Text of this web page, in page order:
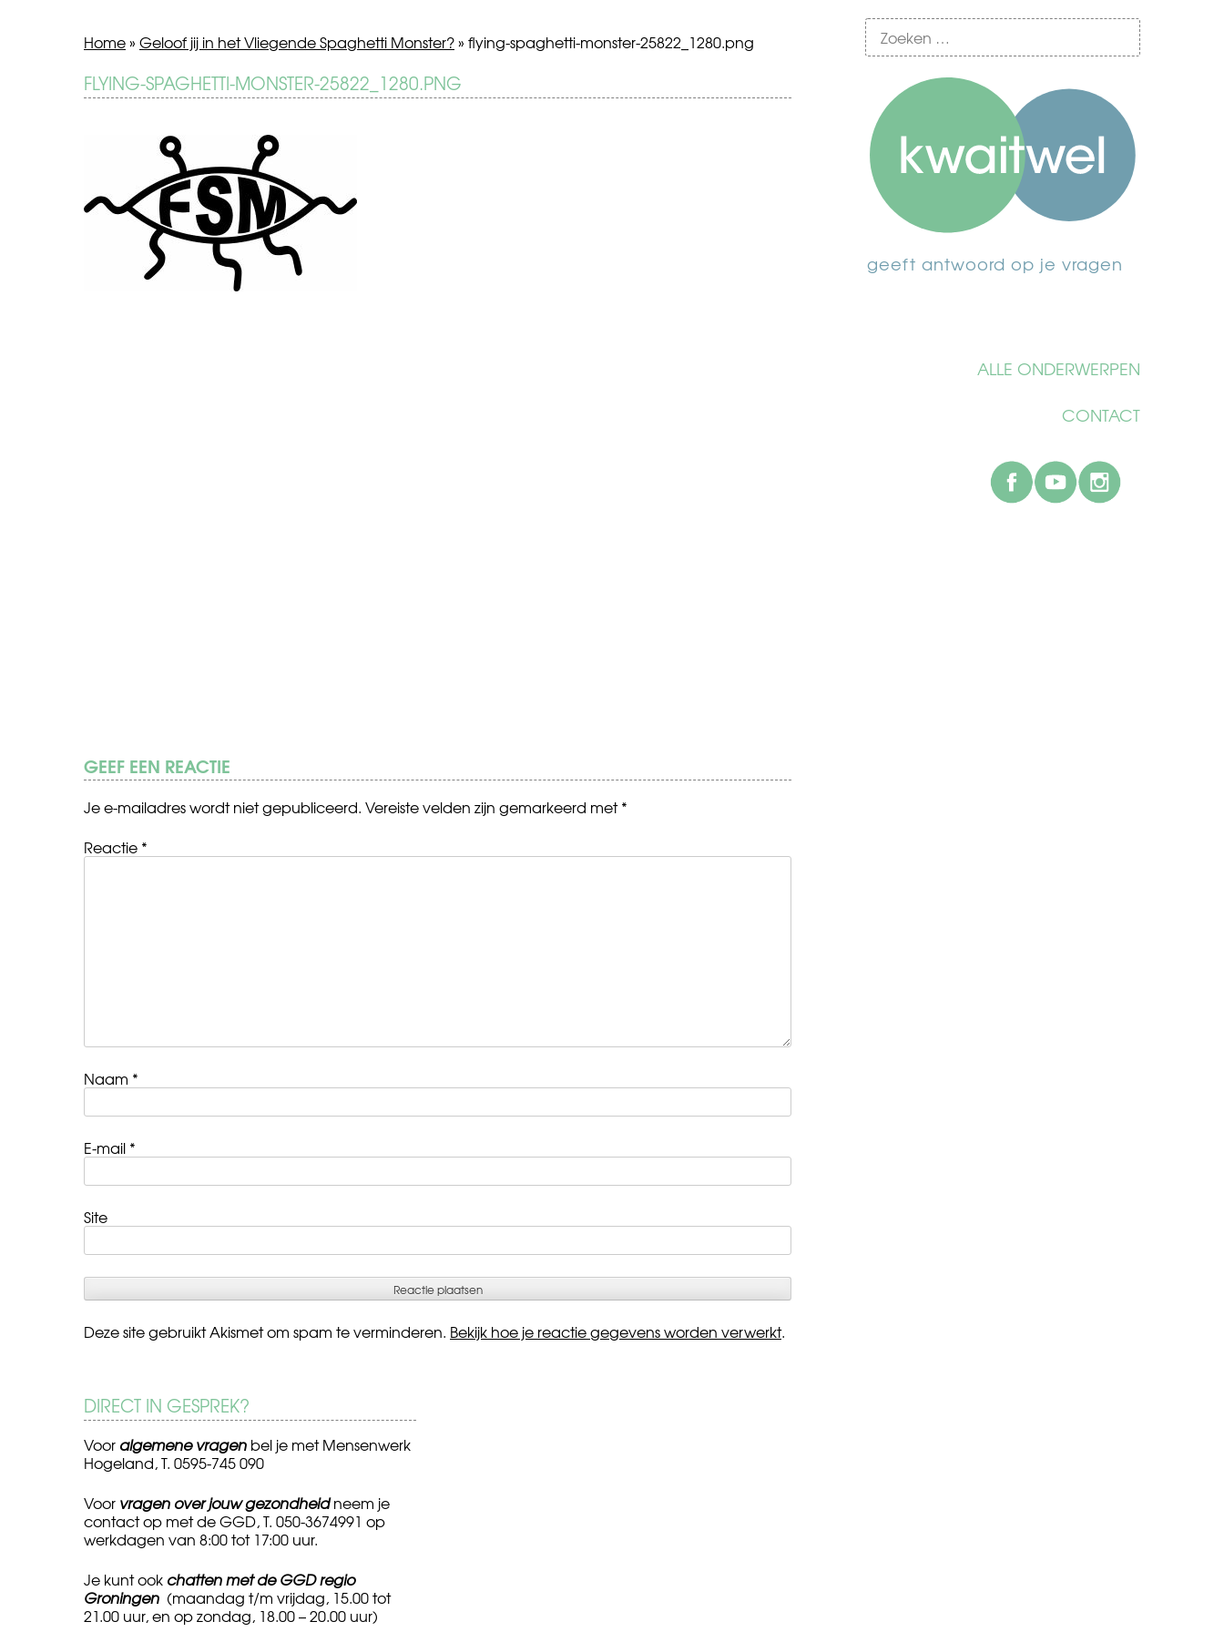
geeft antwoord op je vragen
ALLE ONDERWERPEN
CONTACT
facebook
Home» Geloof jij in het Vliegende Spaghetti Monster?» flying-spaghetti-monster-25822_1280.png
FLYING-SPAGHETTI-MONSTER-25822_1280.PNG
BERICHT
NAVIGATIE
Geloof
jij
Monster?
GEEF EEN REACTIE
Je e-mailadres wordt niet gepubliceerd. Vereiste velden zijn gemarkeerd met*
Reactie *
Naam *
E-mail *
Site
Deze site gebruikt Akismet om spam te verminderen. Bekijk hoe je reactie gegevens worden verwerkt.
DIRECT IN GESPREK?
Voor algemene vragen bel je met Mensenwerk
Hogeland, T. 0595-745 090
Voor vragen over jouw gezondheidneem je
contact op met de GGD, T. 050-3674991 op
werkdagen van 8:00 tot 17:00 uur.
Je kunt ook chatten met de GGD regio
Groningen (maandag t/m vrijdag, 15.00 tot
21.00 uur, en op zondag, 18.00 – 20.00 uur)